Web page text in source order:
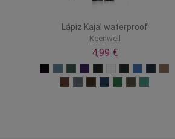
Lápiz Kajal waterproof
Keenwell
4,99 €